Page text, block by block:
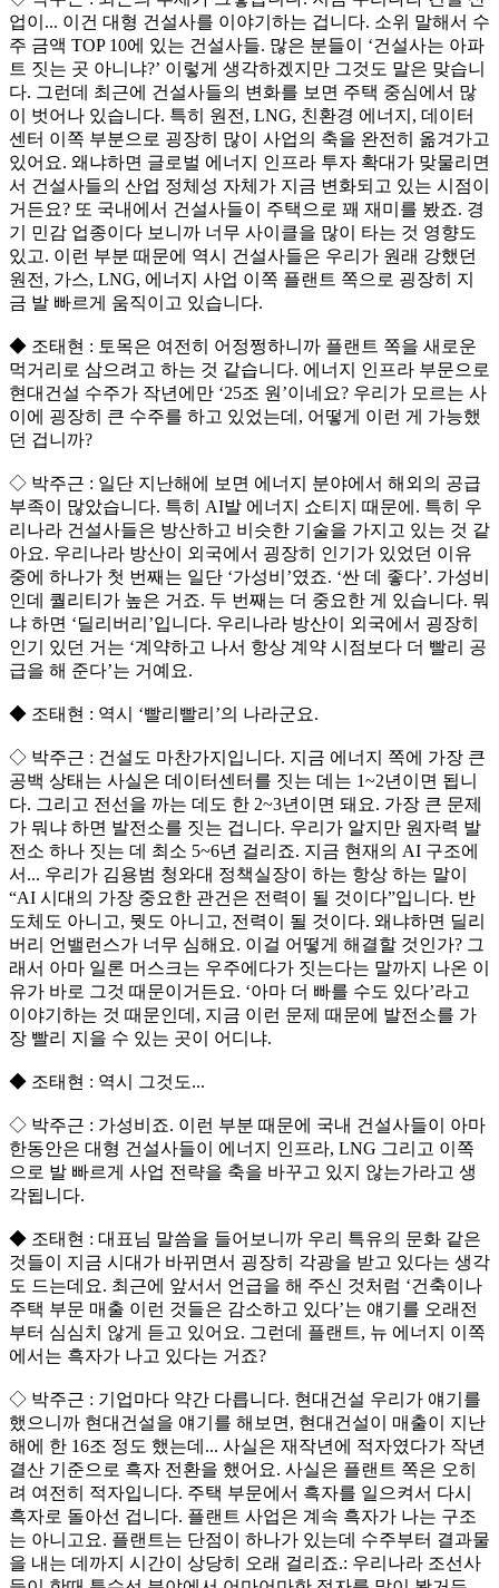
업이... 이건 대형 건설사를 이야기하는 겁니다. 소위 말해서 수
주 금액 TOP 10에 있는 건설사들. 많은 분들이 ‘건설사는 아파
트 짓는 곳 아니냐?’ 이렇게 생각하겠지만 그것도 말은 맞습니
다. 그런데 최근에 건설사들의 변화를 보면 주택 중심에서 많
이 벗어나 있습니다. 특히 원전, LNG, 친환경 에너지, 데이터
센터 이쪽 부분으로 굉장히 많이 사업의 축을 완전히 옮겨가고
있어요. 왜냐하면 글로벌 에너지 인프라 투자 확대가 맞물리면
서 건설사들의 산업 정체성 자체가 지금 변화되고 있는 시점이
거든요? 또 국내에서 건설사들이 주택으로 꽤 재미를 봤죠. 경
기 민감 업종이다 보니까 너무 사이클을 많이 타는 것 영향도
있고. 이런 부분 때문에 역시 건설사들은 우리가 원래 강했던
원전, 가스, LNG, 에너지 사업 이쪽 플랜트 쪽으로 굉장히 지
금 발 빠르게 움직이고 있습니다.
◆ 조태현 : 토목은 여전히 어정쩡하니까 플랜트 쪽을 새로운
먹거리로 삼으려고 하는 것 같습니다. 에너지 인프라 부문으로
현대건설 수주가 작년에만 ‘25조 원’이네요? 우리가 모르는 사
이에 굉장히 큰 수주를 하고 있었는데, 어떻게 이런 게 가능했
던 겁니까?
◇ 박주근 : 일단 지난해에 보면 에너지 분야에서 해외의 공급
부족이 많았습니다. 특히 AI발 에너지 쇼티지 때문에. 특히 우
리나라 건설사들은 방산하고 비슷한 기술을 가지고 있는 것 같
아요. 우리나라 방산이 외국에서 굉장히 인기가 있었던 이유
중에 하나가 첫 번째는 일단 ‘가성비’였죠. ‘싼 데 좋다’. 가성비
인데 퀄리티가 높은 거죠. 두 번째는 더 중요한 게 있습니다. 뭐
냐 하면 ‘딜리버리’입니다. 우리나라 방산이 외국에서 굉장히
인기 있던 거는 ‘계약하고 나서 항상 계약 시점보다 더 빨리 공
급을 해 준다’는 거예요.
◆ 조태현 : 역시 ‘빨리빨리’의 나라군요.
◇ 박주근 : 건설도 마찬가지입니다. 지금 에너지 쪽에 가장 큰
공백 상태는 사실은 데이터센터를 짓는 데는 1~2년이면 됩니
다. 그리고 전선을 까는 데도 한 2~3년이면 돼요. 가장 큰 문제
가 뭐냐 하면 발전소를 짓는 겁니다. 우리가 알지만 원자력 발
전소 하나 짓는 데 최소 5~6년 걸리죠. 지금 현재의 AI 구조에
서... 우리가 김용범 청와대 정책실장이 하는 항상 하는 말이
“AI 시대의 가장 중요한 관건은 전력이 될 것이다”입니다. 반
도체도 아니고, 뭣도 아니고, 전력이 될 것이다. 왜냐하면 딜리
버리 언밸런스가 너무 심해요. 이걸 어떻게 해결할 것인가? 그
래서 아마 일론 머스크는 우주에다가 짓는다는 말까지 나온 이
유가 바로 그것 때문이거든요. ‘아마 더 빠를 수도 있다’라고
이야기하는 것 때문인데, 지금 이런 문제 때문에 발전소를 가
장 빨리 지을 수 있는 곳이 어디냐.
◆ 조태현 : 역시 그것도...
◇ 박주근 : 가성비죠. 이런 부분 때문에 국내 건설사들이 아마
한동안은 대형 건설사들이 에너지 인프라, LNG 그리고 이쪽
으로 발 빠르게 사업 전략을 축을 바꾸고 있지 않는가라고 생
각됩니다.
◆ 조태현 : 대표님 말씀을 들어보니까 우리 특유의 문화 같은
것들이 지금 시대가 바뀌면서 굉장히 각광을 받고 있다는 생각
도 드는데요. 최근에 앞서서 언급을 해 주신 것처럼 ‘건축이나
주택 부문 매출 이런 것들은 감소하고 있다’는 얘기를 오래전
부터 심심치 않게 듣고 있어요. 그런데 플랜트, 뉴 에너지 이쪽
에서는 흑자가 나고 있다는 거죠?
◇ 박주근 : 기업마다 약간 다릅니다. 현대건설 우리가 얘기를
했으니까 현대건설을 얘기를 해보면, 현대건설이 매출이 지난
해에 한 16조 정도 했는데... 사실은 재작년에 적자였다가 작년
결산 기준으로 흑자 전환을 했어요. 사실은 플랜트 쪽은 오히
려 여전히 적자입니다. 주택 부문에서 흑자를 일으켜서 다시
흑자로 돌아선 겁니다. 플랜트 사업은 계속 흑자가 나는 구조
는 아니고요. 플랜트는 단점이 하나가 있는데 수주부터 결과물
을 내는 데까지 시간이 상당히 오래 걸리죠.: 우리나라 조선사